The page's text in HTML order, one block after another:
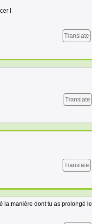
!
Translate
Translate
Translate
la manière dont tu as prolongé le